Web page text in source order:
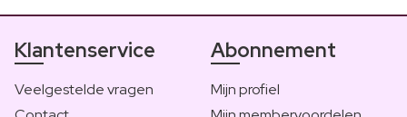
Klantenservice
Veelgestelde vragen
Abonnement
Mijn profiel